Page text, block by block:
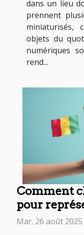
dans un lieu
prennent
miniaturisés,
objets du
numériques
rend...
Comment
pour
Mar. 26 août